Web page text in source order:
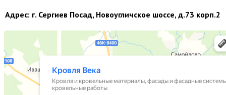
Адрес: г. Сергиев Посад, Новоугличское шоссе, д.73 корп.2